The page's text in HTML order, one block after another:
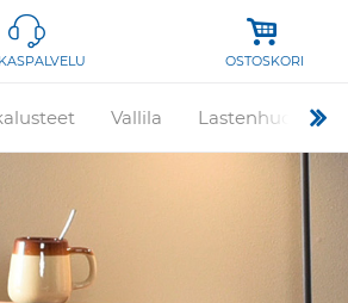
OSTOSKORI
Vallila Lastenhuone